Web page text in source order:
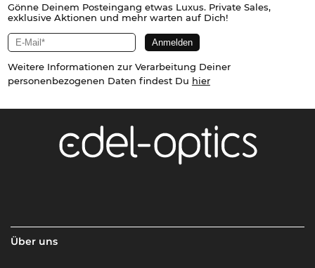
Gönne Deinem Posteingang etwas Luxus. Private Sales,
exklusive Aktionen und mehr warten auf Dich!
Weitere Informationen zur Verarbeitung Deiner
personenbezogenen Daten findest Du hier
Über uns